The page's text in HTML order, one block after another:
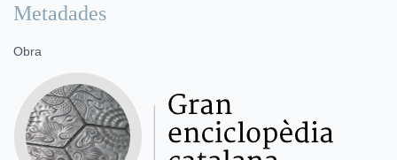
Metadades
Obra